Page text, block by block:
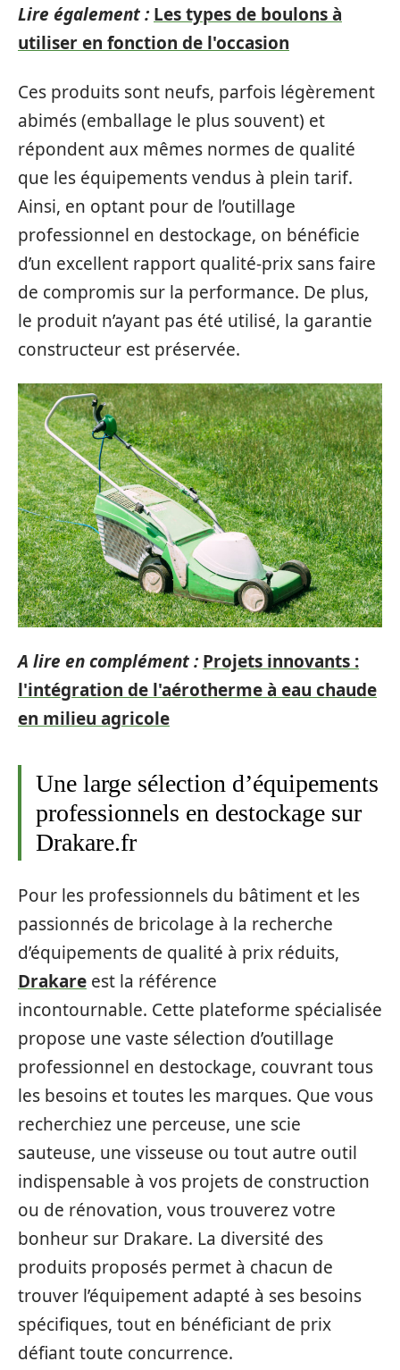
Lire également : Les types de boulons à
utiliser en fonction de l'occasion
Ces produits sont neufs, parfois légèrement
abimés (emballage le plus souvent) et
répondent aux mêmes normes de qualité
que les équipements vendus à plein tarif.
Ainsi, en optant pour de l’outillage
professionnel en destockage, on bénéficie
d’un excellent rapport qualité-prix sans faire
de compromis sur la performance. De plus,
le produit n’ayant pas été utilisé, la garantie
constructeur est préservée.
A lire en complément : Projets innovants :
l'intégration de l'aérotherme à eau chaude
en milieu agricole
Une large sélection d’équipements
professionnels en destockage sur
Drakare.fr
Pour les professionnels du bâtiment et les
passionnés de bricolage à la recherche
d’équipements de qualité à prix réduits,
Drakare est la référence
incontournable. Cette plateforme spécialisée
propose une vaste sélection d’outillage
professionnel en destockage, couvrant tous
les besoins et toutes les marques. Que vous
recherchiez une perceuse, une scie
sauteuse, une visseuse ou tout autre outil
indispensable à vos projets de construction
ou de rénovation, vous trouverez votre
bonheur sur Drakare. La diversité des
produits proposés permet à chacun de
trouver l’équipement adapté à ses besoins
spécifiques, tout en bénéficiant de prix
défiant toute concurrence.